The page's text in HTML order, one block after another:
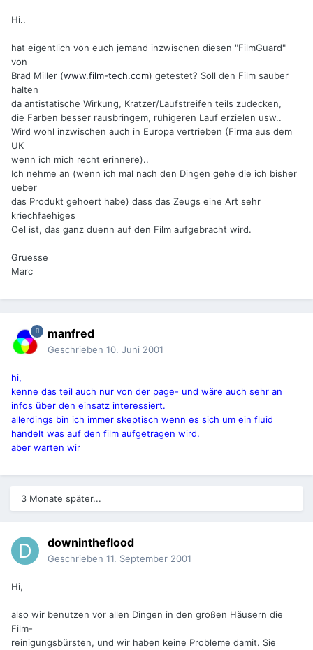
Hi..
hat eigentlich von euch jemand inzwischen diesen "FilmGuard"
von
Brad Miller (www.film-tech.com) getestet? Soll den Film sauber
halten
da antistatische Wirkung, Kratzer/Laufstreifen teils zudecken,
die Farben besser rausbringem, ruhigeren Lauf erzielen usw..
Wird wohl inzwischen auch in Europa vertrieben (Firma aus dem
UK
wenn ich mich recht erinnere)..
Ich nehme an (wenn ich mal nach den Dingen gehe die ich bisher
ueber
das Produkt gehoert habe) dass das Zeugs eine Art sehr
kriechfaehiges
Oel ist, das ganz duenn auf den Film aufgebracht wird.
Gruesse
Marc
manfred
Geschrieben 10. Juni 2001
hi,
kenne das teil auch nur von der page- und wäre auch sehr an
infos über den einsatz interessiert.
allerdings bin ich immer skeptisch wenn es sich um ein fluid
handelt was auf den film aufgetragen wird.
aber warten wir
3 Monate später...
downintheflood
Geschrieben 11. September 2001
Hi,
also wir benutzen vor allen Dingen in den großen Häusern die
Film-
reinigungsbürsten, und wir haben keine Probleme damit. Sie